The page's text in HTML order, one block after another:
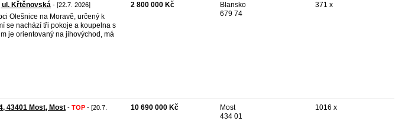
ul. Křtěnovská - [22.7. 2026]
Olešnice na Moravě, určený k
se nachází tři pokoje a koupelna s
je orientovaný na jihovýchod, má
2 800 000 Kč
Blansko
679 74
371 x
43401 Most, Most - TOP - [20.7.
10 690 000 Kč
Most
434 01
1016 x